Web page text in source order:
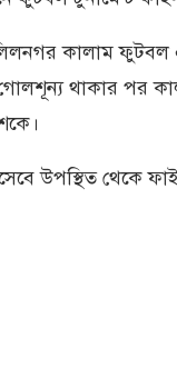
কালাম ফুটবল
গোলশূন্য থাকার পর
উপস্থিত থেকে